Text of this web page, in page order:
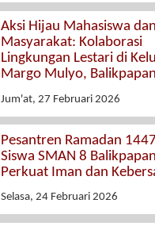
Aksi Hijau Mahasiswa dan
Masyarakat: Kolaborasi
Lingkungan Lestari di
Margo Mulyo, Balikpapan
Jum'at, 27 Februari 2026
Pesantren Ramadan
Siswa SMAN 8 Balikpapan
Perkuat Iman dan
Selasa, 24 Februari 2026